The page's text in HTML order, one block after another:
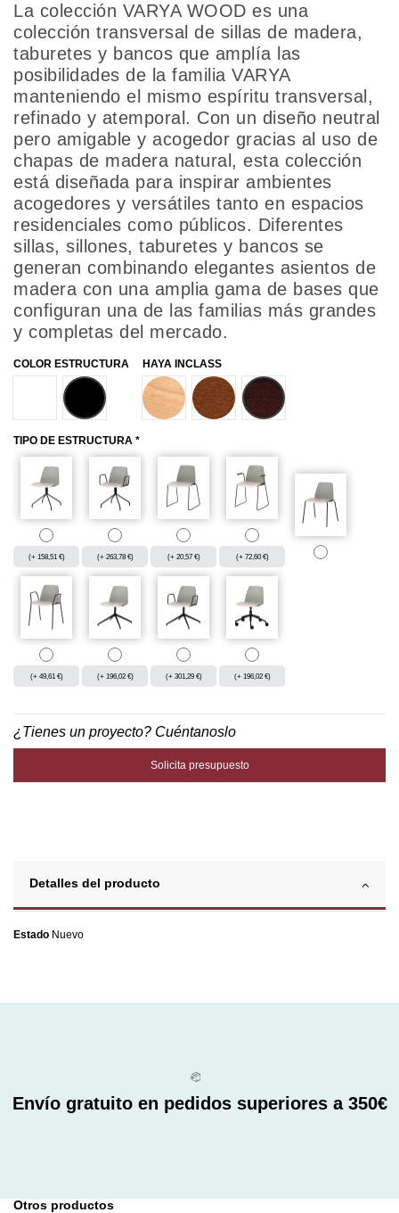
La colección VARYA WOOD es una
colección transversal de sillas de madera,
taburetes y bancos que amplía las
posibilidades de la familia VARYA
manteniendo el mismo espíritu transversal,
refinado y atemporal. Con un diseño neutral
pero amigable y acogedor gracias al uso de
chapas de madera natural, esta colección
está diseñada para inspirar ambientes
acogedores y versátiles tanto en espacios
residenciales como públicos. Diferentes
sillas, sillones, taburetes y bancos se
generan combinando elegantes asientos de
madera con una amplia gama de bases que
configuran una de las familias más grandes
y completas del mercado.
COLOR ESTRUCTURA
BLANCO
NEGRO
HAYA INCLASS
TINTE NATURALTINTE NOGALTINTE WENGUE
TIPO DE ESTRUCTURA *
(+ 158,51 €) (+ 263,78 €) (+ 20,57 €) (+ 72,60 €)
(+ 49,61 €) (+ 196,02 €) (+ 301,29 €) (+ 196,02 €)
¿Tienes un proyecto? Cuéntanoslo
Solicita presupuesto
Detalles del producto
Estado Nuevo
Envío gratuito en pedidos superiores a 350€
Otros productos